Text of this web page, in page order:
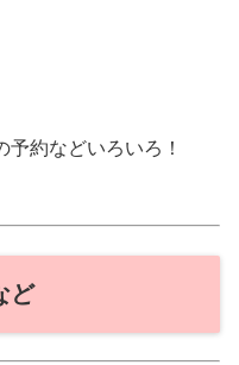
約などいろいろ！
ど